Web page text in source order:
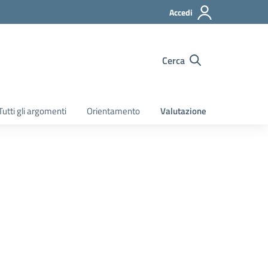
Accedi
Cerca
gli argomenti Orientamento Valutazione